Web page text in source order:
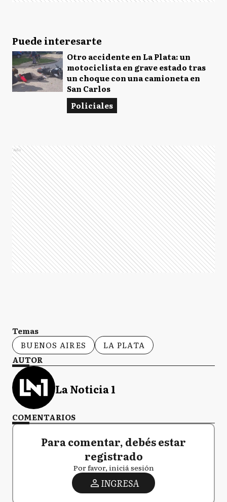
Puede interesarte
Otro accidente en La Plata: un
motociclista en grave estado tras
un choque con una camioneta en
San Carlos
Policiales
Ads
Temas
BUENOS AIRES
LA PLATA
AUTOR
La Noticia 1
COMENTARIOS
Para comentar, debés estar
registrado
Por favor, iniciá sesión
INGRESA